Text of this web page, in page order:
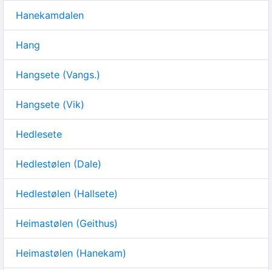
Hanekamdalen
Hang
Hangsete (Vangs.)
Hangsete (Vik)
Hedlesete
Hedlestølen (Dale)
Hedlestølen (Hallsete)
Heimastølen (Geithus)
Heimastølen (Hanekam)